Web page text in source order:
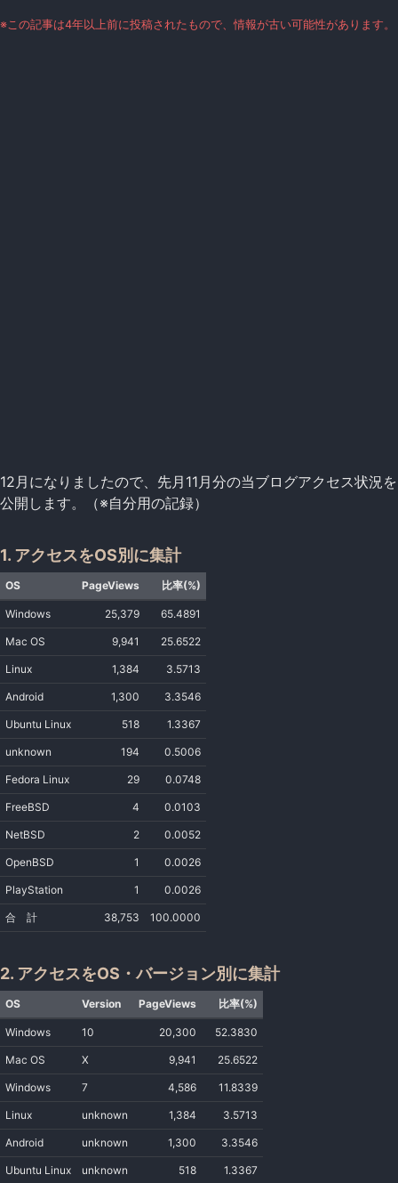
※この記事は4年以上前に投稿されたもので、情報が古い可能性があります。
12月になりましたので、先月11月分の当ブログアクセス状況を
公開します。（※自分用の記録）
1. アクセスをOS別に集計
OS PageViews 比率(%)
Windows 25,379 65.4891
Mac OS 9,941 25.6522
Linux 1,384 3.5713
Android 1,300 3.3546
Ubuntu Linux 518 1.3367
unknown 194 0.5006
Fedora Linux 29 0.0748
FreeBSD 4 0.0103
NetBSD 2 0.0052
OpenBSD 1 0.0026
PlayStation 1 0.0026
合 計 38,753 100.0000
2. アクセスをOS・バージョン別に集計
OS Version PageViews 比率(%)
Windows 10 20,300 52.3830
Mac OS X 9,941 25.6522
Windows 7 4,586 11.8339
Linux unknown 1,384 3.5713
Android unknown 1,300 3.3546
Ubuntu Linux unknown 518 1.3367